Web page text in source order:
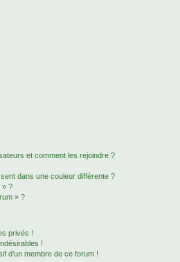
et comment les rejoindre ?
dans une couleur différente ?
» ?
» ?
privés !
!
d’un membre de ce forum !